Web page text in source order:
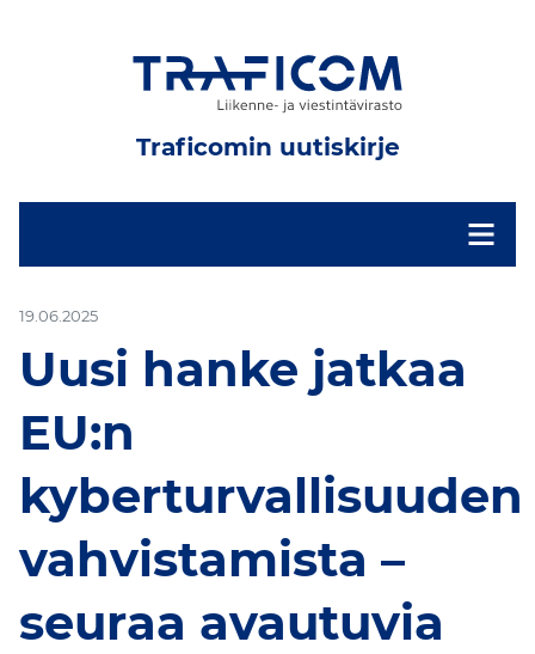
Traficomin uutiskirje
19.06.2025
Uusi hanke jatkaa
EU:n
kyberturvallisuuden
vahvistamista –
seuraa avautuvia